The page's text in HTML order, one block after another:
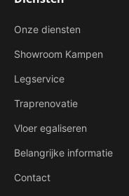
Onze diensten
Showroom Kampen
Legservice
Traprenovatie
Vloer egaliseren
Belangrijke informatie
Contact